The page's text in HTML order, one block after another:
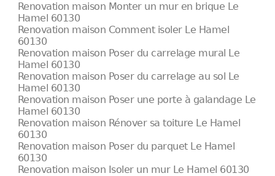
Renovation maison Monter un mur en brique Le
Hamel 60130
Renovation maison Comment isoler Le Hamel
60130
Renovation maison Poser du carrelage mural Le
Hamel 60130
Renovation maison Poser du carrelage au sol Le
Hamel 60130
Renovation maison Poser une porte à galandage Le
Hamel 60130
Renovation maison Rénover sa toiture Le Hamel
60130
Renovation maison Poser du parquet Le Hamel
60130
Renovation maison Isoler un mur Le Hamel 60130